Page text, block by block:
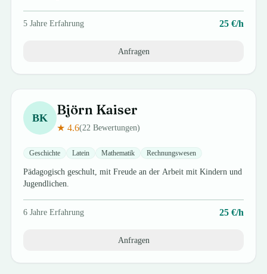
5 Jahre Erfahrung 25€/h
Anfragen
BK Björn Kaiser
★4.6(22 Bewertungen)
Geschichte Latein Mathematik Rechnungswesen
Pädagogisch geschult, mit Freude an der Arbeit mit Kindern und
Jugendlichen.
6 Jahre Erfahrung 25€/h
Anfragen